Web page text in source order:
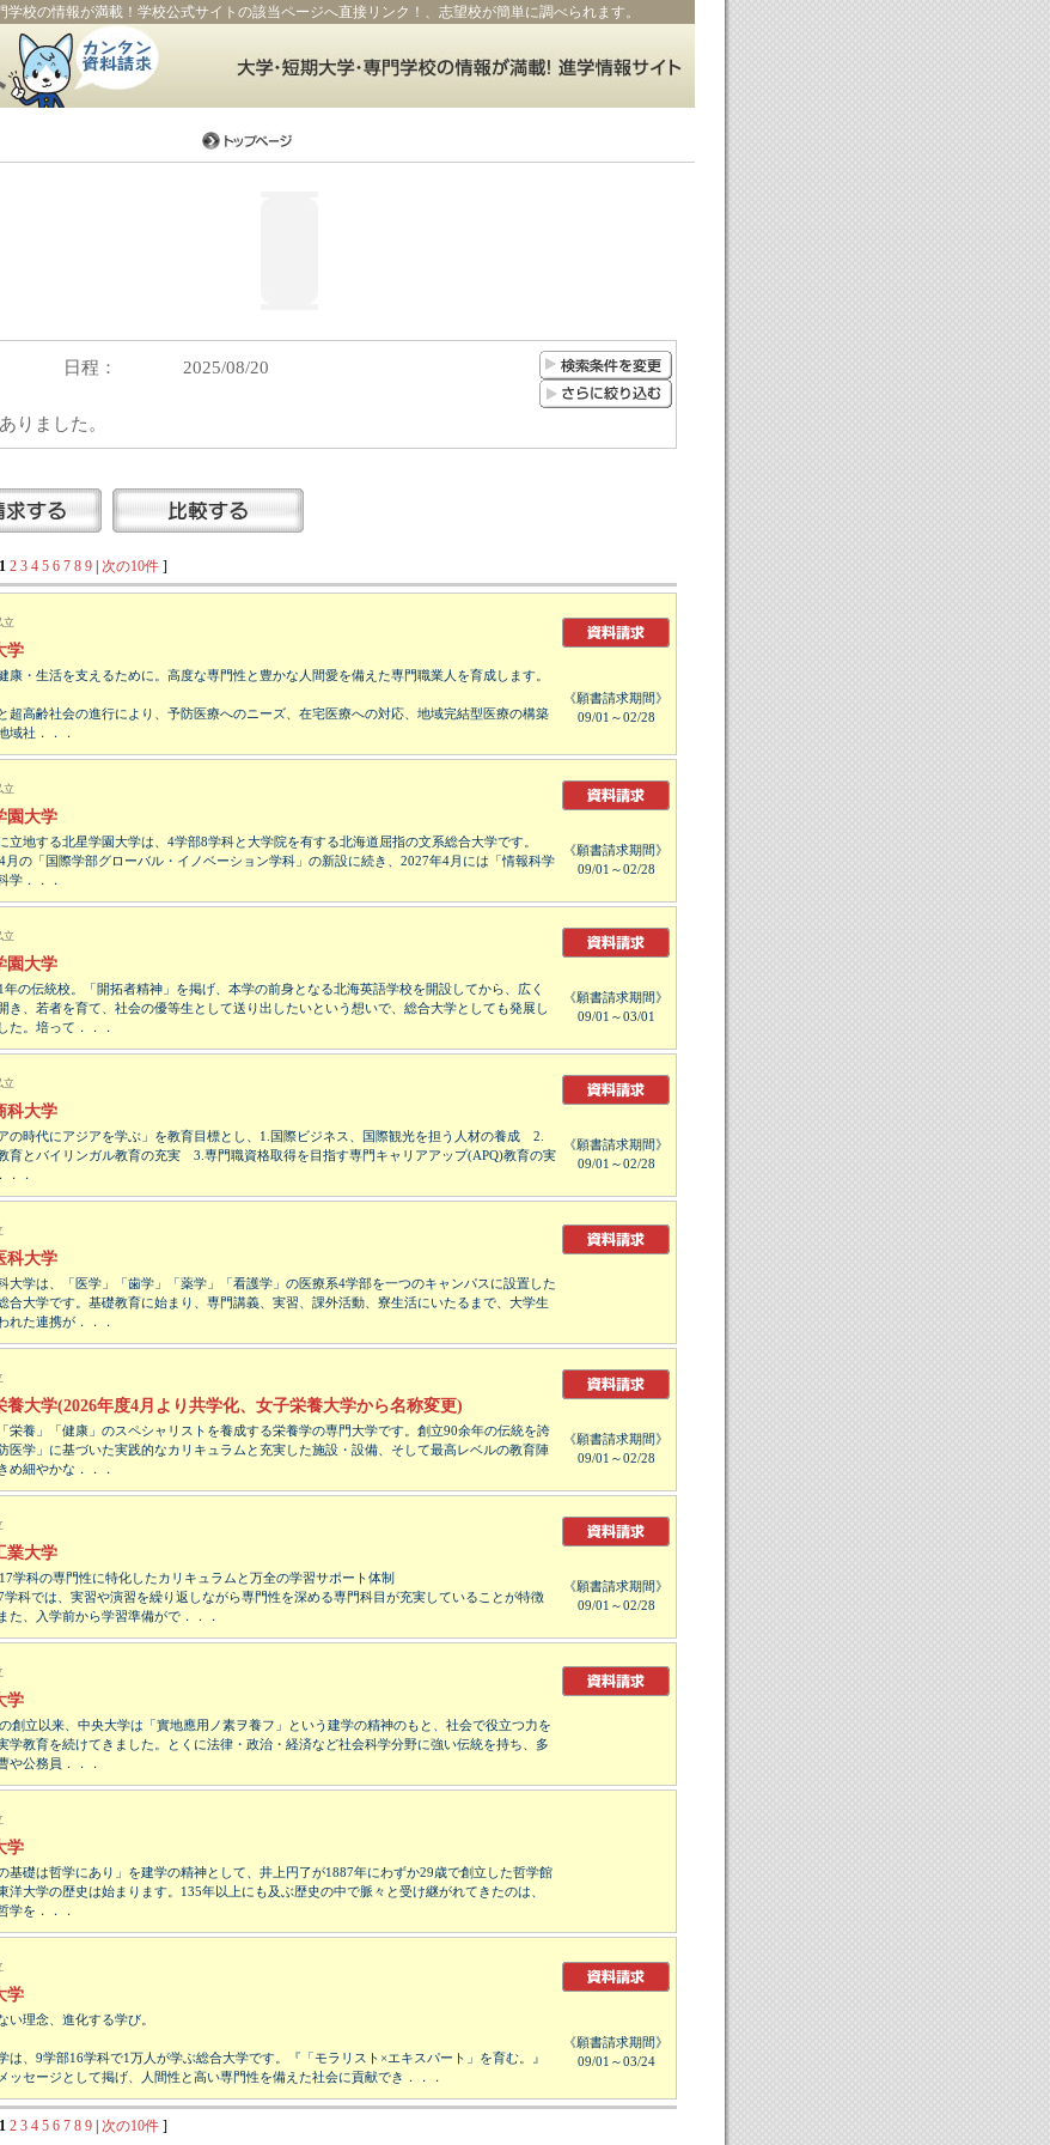
学校の情報が満載！学校公式サイトの該当ページへ直接リンク！、志望校が簡単に調べられます。
日程： 2025/08/20
ありました。
1 2 3 4 5 6 7 8 9 次の10件 ]
立
学
康・生活を支えるために。高度な専門性と豊かな人間愛を備えた専門職業人を育成します。
超高齢社会の進行により、予防医療へのニーズ、在宅医療への対応、地域完結型医療の構築
域社．．．
《願書請求期間》
09/01～02/28
立
園大学
立地する北星学園大学は、4学部8学科と大学院を有する北海道屈指の文系総合大学です。
月の「国際学部グローバル・イノベーション学科」の新設に続き、2027年4月には「情報科学
学．．．
《願書請求期間》
09/01～02/28
立
園大学
年の伝統校。「開拓者精神」を掲げ、本学の前身となる北海英語学校を開設してから、広く
き、若者を育て、社会の優等生として送り出したいという想いで、総合大学としても発展し
た。培って．．．
《願書請求期間》
09/01～03/01
立
科大学
アの時代にアジアを学ぶ」を教育目標とし、1.国際ビジネス、国際観光を担う人材の養成 2.
育とバイリンガル教育の充実 3.専門職資格取得を目指す専門キャリアアップ(APQ)教育の実
．
《願書請求期間》
09/01～02/28
科大学
大学は、「医学」「歯学」「薬学」「看護学」の医療系4学部を一つのキャンパスに設置した
合大学です。基礎教育に始まり、専門講義、実習、課外活動、寮生活にいたるまで、大学生
れた連携が．．．
養大学(2026年度4月より共学化、女子栄養大学から名称変更)
「栄養」「健康」のスペシャリストを養成する栄養学の専門大学です。創立90余年の伝統を誇
医学」に基づいた実践的なカリキュラムと充実した施設・設備、そして最高レベルの教育陣
め細やかな．．．
《願書請求期間》
09/01～02/28
業大学
学科の専門性に特化したカリキュラムと万全の学習サポート体制
学科では、実習や演習を繰り返しながら専門性を深める専門科目が充実していることが特徴
た、入学前から学習準備がで．．．
《願書請求期間》
09/01～02/28
学
創立以来、中央大学は「實地應用ノ素ヲ養フ」という建学の精神のもと、社会で役立つ力を
学教育を続けてきました。とくに法律・政治・経済など社会科学分野に強い伝統を持ち、多
や公務員．．．
学
の基礎は哲学にあり」を建学の精神として、井上円了が1887年にわずか29歳で創立した哲学館
洋大学の歴史は始まります。135年以上にも及ぶ歴史の中で脈々と受け継がれてきたのは、
学を．．．
学
い理念、進化する学び。
は、9学部16学科で1万人が学ぶ総合大学です。『「モラリスト×エキスパート」を育む。』
ッセージとして掲げ、人間性と高い専門性を備えた社会に貢献でき．．．
《願書請求期間》
09/01～03/24
1 2 3 4 5 6 7 8 9 次の10件 ]